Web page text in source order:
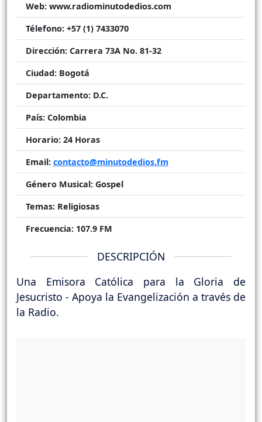
Web: www.radiominutodedios.com
Télefono: +57 (1) 7433070
Dirección: Carrera 73A No. 81-32
Ciudad: Bogotá
Departamento: D.C.
País: Colombia
Horario: 24 Horas
Email: contacto@minutodedios.fm
Género Musical: Gospel
Temas: Religiosas
Frecuencia: 107.9 FM
DESCRIPCIÓN
Una Emisora Católica para la Gloria de
Jesucristo - Apoya la Evangelización a través de
la Radio.